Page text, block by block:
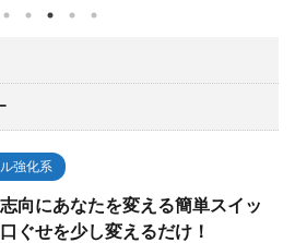
本ツアーと較べてひとケタ違
ロングホールでは、２オンでワ
める圧巻の終わり方でガッツ
よすぎて「やったー！！」と思
しまいました。 今回は、肝心な
強化系
向にあなたを変える簡単スイッ
ぐせを少し変えるだけ！